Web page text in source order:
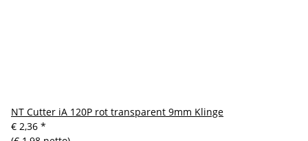
NT Cutter iA 120P rot transparent 9mm Klinge
€ 2,36 *